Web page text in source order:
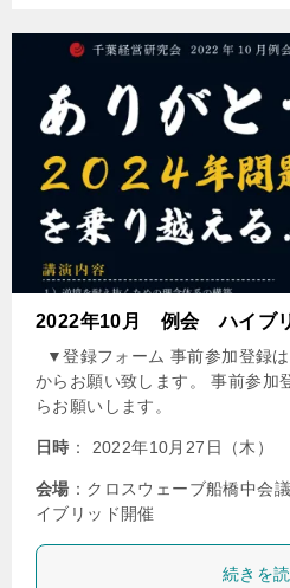
2022年10月 例会 ハイブ
▼登録フォーム 事前参加登録
からお願い致します。 事前参加
らお願いします。
日時 ： 2022年10月27日（木）
会場 ：クロスウェーブ船橋中会
イブリッド開催
続きを